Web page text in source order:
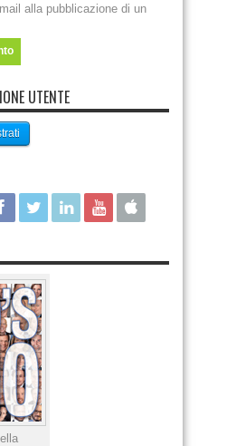
alla pubblicazione di un
UTENTE